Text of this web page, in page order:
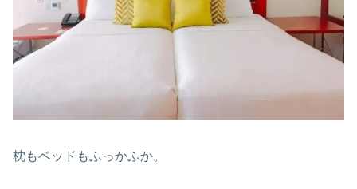
枕もベッドもふっかふか。